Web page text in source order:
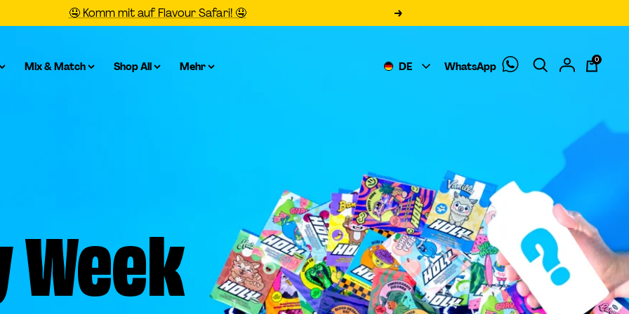
🤤 Komm mit auf Flavour Safari! 🤤 Weiter
Mix & Match Shop All Mehr DE WhatsApp
0
Week